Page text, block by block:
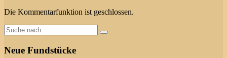
Die Kommentarfunktion ist geschlossen.
Suche
nach:
Neue Fundstücke